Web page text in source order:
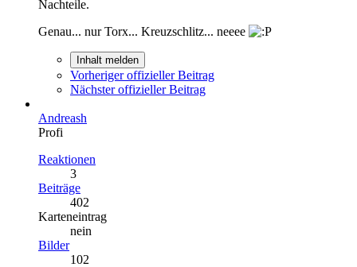
Nachteile.
Genau... nur Torx... Kreuzschlitz... neeee
Inhalt melden
Vorheriger offizieller Beitrag
Nächster offizieller Beitrag
Andreash
Profi
Reaktionen
3
Beiträge
402
Karteneintrag
nein
Bilder
102